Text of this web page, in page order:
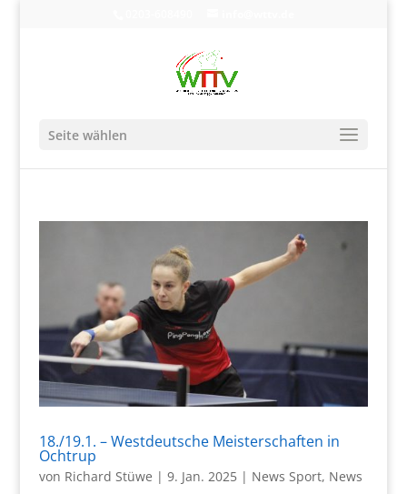
Seite wählen
18./19.1. – Westdeutsche Meisterschaften in
Ochtrup
von Richard Stüwe | 9. Jan. 2025| News Sport, News